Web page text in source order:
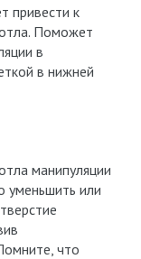
привести к
Поможет
в
в нижней
манипуляции
или
что